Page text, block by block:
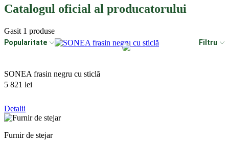
Catalogul oficial al producatorului
Gasit 1 produse
popularitate Filtru
SONEA frasin negru cu sticlă
5 821 lei
Detalii
Furnir de stejar